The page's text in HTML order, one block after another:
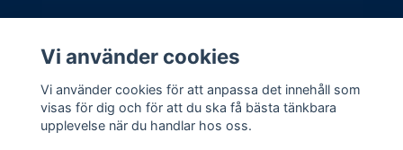
Sociala medier
Vi använder cookies
Vi använder cookies för att anpassa det innehåll som
visas för dig och för att du ska få bästa tänkbara
upplevelse när du handlar hos oss.